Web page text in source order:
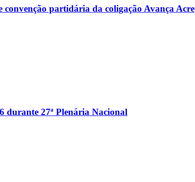
convenção partidária da coligação Avança Acre
durante 27ª Plenária Nacional